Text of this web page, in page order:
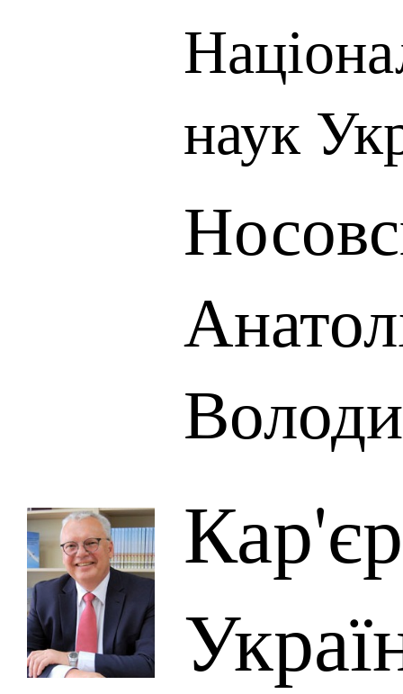
наук